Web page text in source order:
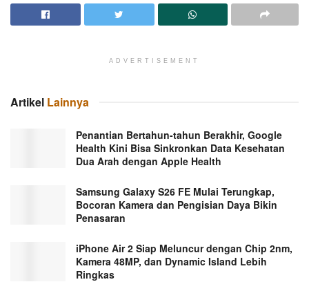
ADVERTISEMENT
Artikel Lainnya
Penantian Bertahun-tahun Berakhir, Google
Health Kini Bisa Sinkronkan Data Kesehatan
Dua Arah dengan Apple Health
Samsung Galaxy S26 FE Mulai Terungkap,
Bocoran Kamera dan Pengisian Daya Bikin
Penasaran
iPhone Air 2 Siap Meluncur dengan Chip 2nm,
Kamera 48MP, dan Dynamic Island Lebih
Ringkas